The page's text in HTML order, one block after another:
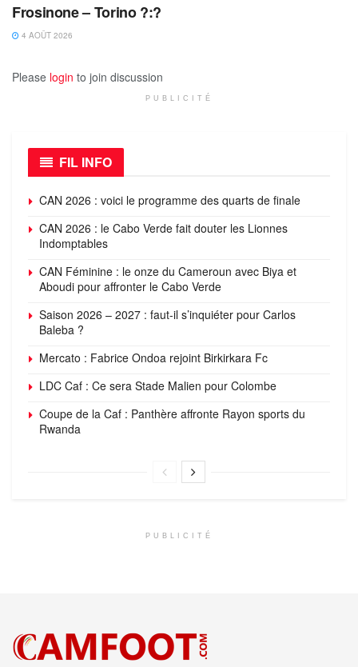
Frosinone – Torino ?:?
4 AOÛT 2026
Please login to join discussion
PUBLICITÉ
FIL INFO
CAN 2026 : voici le programme des quarts de finale
CAN 2026 : le Cabo Verde fait douter les Lionnes
Indomptables
CAN Féminine : le onze du Cameroun avec Biya et
Aboudi pour affronter le Cabo Verde
Saison 2026 – 2027 : faut-il s’inquiéter pour Carlos
Baleba ?
Mercato : Fabrice Ondoa rejoint Birkirkara Fc
LDC Caf : Ce sera Stade Malien pour Colombe
Coupe de la Caf : Panthère affronte Rayon sports du
Rwanda
PUBLICITÉ